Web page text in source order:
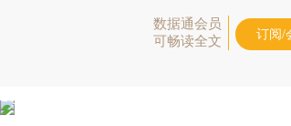
数据通会员
可畅读全文
订阅/